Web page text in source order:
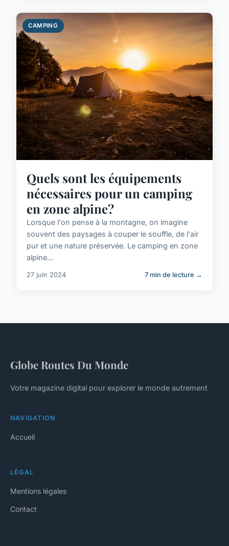
CAMPING
Quels sont les équipements
nécessaires pour un camping
en zone alpine?
Lorsque l'on pense à la montagne, on imagine
souvent des paysages à couper le souffle, de l'air
pur et une nature préservée. Le camping en zone
alpine...
27 juin 2024 7 min de lecture →
Globe Routes Du Monde
Votre magazine digital pour explorer le monde autrement
NAVIGATION
Accueil
LÉGAL
Mentions légales
Contact